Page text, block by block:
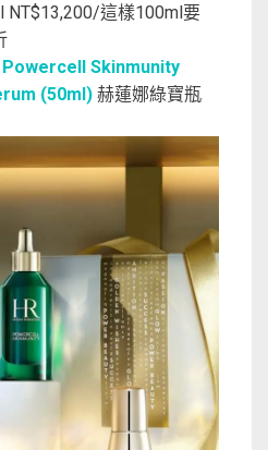
NT$13,200/這樣100ml要
Powercell Skinmunity
(50ml) 赫蓮娜綠寶瓶